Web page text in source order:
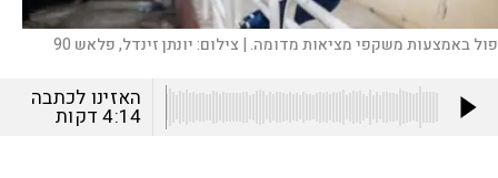
באמצעות משקפי מציאות מדומה. | צילום:יונתן זינדל, פלאש 90
האזינו לכתבה
4:14דקות